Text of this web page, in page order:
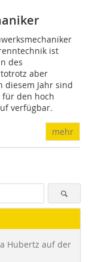
ist
des
aber
diesem Jahr sind
den hoch
verfügbar.
mehr
Hubertz auf der